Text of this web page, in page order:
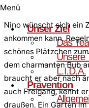
Menü
Unser Ziel
Das
Unsere
L.I.D.A.
Prävention
Nino wünscht sich ein
ankommen kann.
schönes Plätzchen
dem charmanten Bub
braucht er aber nach
auch Freigang, kennt
draußen. Ein Garten